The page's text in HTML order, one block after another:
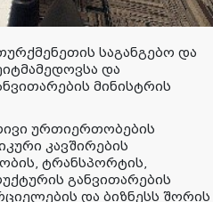
საგანგებო და
და
მინისტრის
ურთიერთობების
კავშირების
ტრანსპორტის,
განვითარების
და ბიზნესს შორის